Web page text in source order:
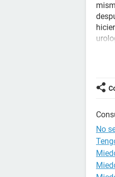
No